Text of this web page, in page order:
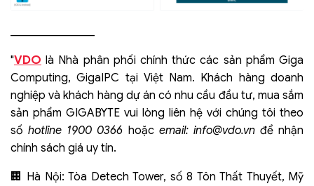
"VDO là Nhà phân phối chính thức các sản phẩm Giga
Computing, GigaIPC tại Việt Nam. Khách hàng doanh
nghiệp và khách hàng dự án có nhu cầu đầu tư, mua sắm
sản phẩm GIGABYTE vui lòng liên hệ với chúng tôi theo
sốhotline 1900 0366 hoặc email: info@vdo.vnđể nhận
chính sách giá uy tín.
🏢 Hà Nội: Tòa Detech Tower, số 8 Tôn Thất Thuyết, Mỹ